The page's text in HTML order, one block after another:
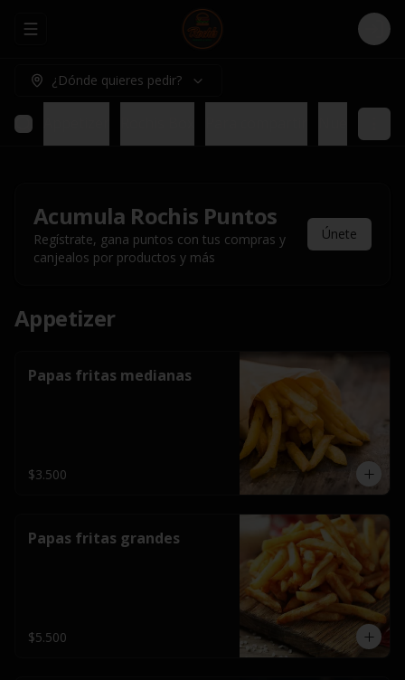
Abrir menu de navegación Login
¿Dónde quieres pedir?
Acumula Rochis Puntos
Regístrate, gana puntos con tus compras y
canjealos por productos y más
Únete
Appetizer
Papas fritas medianas
$3.500
Papas fritas grandes
$5.500